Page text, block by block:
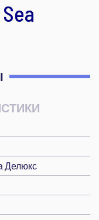
Делюкс